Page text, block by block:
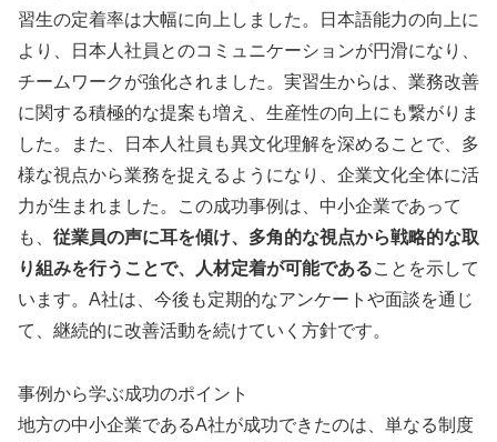
習生の定着率は大幅に向上しました。日本語能力の向上に
より、日本人社員とのコミュニケーションが円滑になり、
チームワークが強化されました。実習生からは、業務改善
に関する積極的な提案も増え、生産性の向上にも繋がりま
した。また、日本人社員も異文化理解を深めることで、多
様な視点から業務を捉えるようになり、企業文化全体に活
力が生まれました。この成功事例は、中小企業であって
も、 従業員の声に耳を傾け、多角的な視点から戦略的な取
り組みを行うことで、人材定着が可能であることを示して
います。A社は、今後も定期的なアンケートや面談を通じ
て、継続的に改善活動を続けていく方針です。
事例から学ぶ成功のポイント
地方の中小企業であるA社が成功できたのは、単なる制度